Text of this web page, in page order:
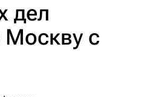
дел
Москву с